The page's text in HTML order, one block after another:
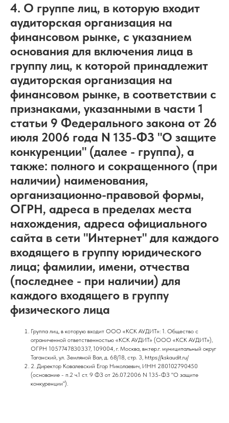
4. О группе лиц, в которую входит
аудиторская организация на
финансовом рынке, с указанием
основания для включения лица в
группу лиц, к которой принадлежит
аудиторская организация на
финансовом рынке, в соответствии с
признаками, указанными в части 1
статьи 9 Федерального закона от 26
июля 2006 года N 135-ФЗ "О защите
конкуренции" (далее - группа), а
также: полного и сокращенного (при
наличии) наименования,
организационно-правовой формы,
ОГРН, адреса в пределах места
нахождения, адреса официального
сайта в сети "Интернет" для каждого
входящего в группу юридического
лица; фамилии, имени, отчества
(последнее - при наличии) для
каждого входящего в группу
физического лица
Группа лиц, в которую входит ООО «КСК АУДИТ»: 1. Общество с
ограниченной ответственностью «КСК АУДИТ» (ООО «КСК АУДИТ»),
ОГРН 1057747830337, 109004, г. Москва, вн.тер.г. муниципальный округ
Таганский, ул. Земляной Вал, д. 68/18, стр. 3, https://kskaudit.ru/
2. Директор Ковалевский Егор Николаевич, ИНН 280102790450
(основание - п.2 ч.1 ст. 9 ФЗ от 26.07.2006 N 135-ФЗ "О защите
конкуренции").